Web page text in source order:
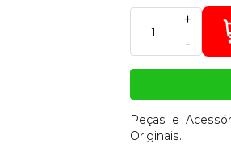
-
+
Peças e
Originais.